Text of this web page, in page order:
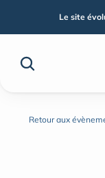
Retour aux
Le site